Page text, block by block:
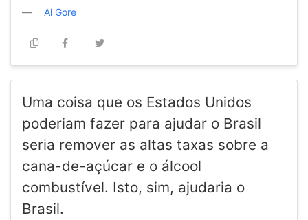
Al Gore
Uma coisa que os Estados Unidos
poderiam fazer para ajudar o Brasil
seria remover as altas taxas sobre a
cana-de-açúcar e o álcool
combustível. Isto, sim, ajudaria o
Brasil.